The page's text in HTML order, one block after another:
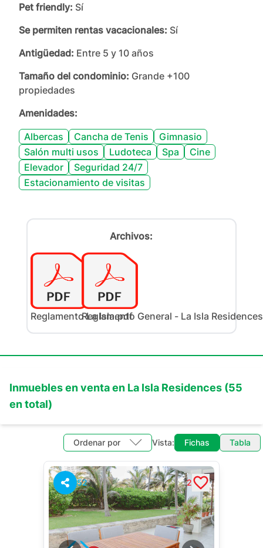
Pet friendly: Sí
Se permiten rentas vacacionales: Sí
Antigüedad: Entre 5 y 10 años
Tamaño del condominio: Grande +100
propiedades
Amenidades:
Albercas
Cancha de Tenis
Gimnasio
Salón multi usos
Ludoteca Spa
Cine
Elevador
Seguridad 24/7
Estacionamiento de visitas
Archivos:
Reglamento La Isla.pdfReglamento General - La Isla
Inmuebles enventaen La Isla Residences (55
en total)
Ordenar por Vista: Fichas Tabla
52 2